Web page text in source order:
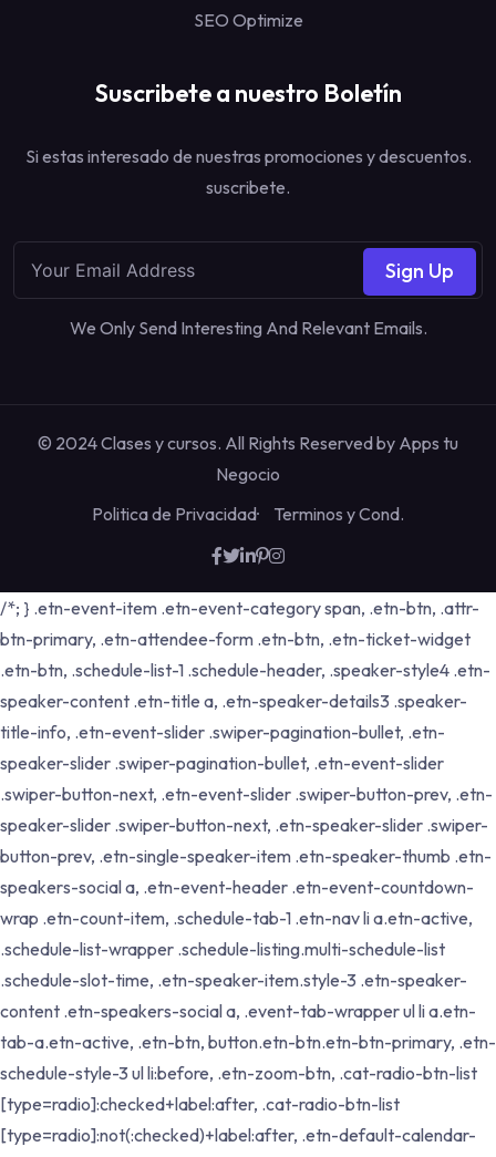
SEO Optimize
Suscribete a nuestro Boletín
Si estas interesado de nuestras promociones y descuentos.
suscribete.
Sign Up
We Only Send Interesting And Relevant Emails.
© 2024 Clases y cursos. All Rights Reserved by Apps tu
Negocio
Politica de Privacidad
Terminos y Cond.
/*; } .etn-event-item .etn-event-category span, .etn-btn, .attr-
btn-primary, .etn-attendee-form .etn-btn, .etn-ticket-widget
.etn-btn, .schedule-list-1 .schedule-header, .speaker-style4 .etn-
speaker-content .etn-title a, .etn-speaker-details3 .speaker-
title-info, .etn-event-slider .swiper-pagination-bullet, .etn-
speaker-slider .swiper-pagination-bullet, .etn-event-slider
.swiper-button-next, .etn-event-slider .swiper-button-prev, .etn-
speaker-slider .swiper-button-next, .etn-speaker-slider .swiper-
button-prev, .etn-single-speaker-item .etn-speaker-thumb .etn-
speakers-social a, .etn-event-header .etn-event-countdown-
wrap .etn-count-item, .schedule-tab-1 .etn-nav li a.etn-active,
.schedule-list-wrapper .schedule-listing.multi-schedule-list
.schedule-slot-time, .etn-speaker-item.style-3 .etn-speaker-
content .etn-speakers-social a, .event-tab-wrapper ul li a.etn-
tab-a.etn-active, .etn-btn, button.etn-btn.etn-btn-primary, .etn-
schedule-style-3 ul li:before, .etn-zoom-btn, .cat-radio-btn-list
[type=radio]:checked+label:after, .cat-radio-btn-list
[type=radio]:not(:checked)+label:after, .etn-default-calendar-